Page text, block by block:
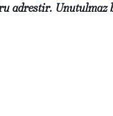
adrestir.